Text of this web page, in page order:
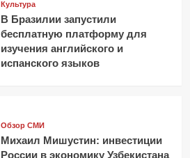
Культура
В Бразилии запустили
бесплатную платформу для
изучения английского и
испанского языков
Обзор СМИ
Михаил Мишустин: инвестиции
России в экономику Узбекистана